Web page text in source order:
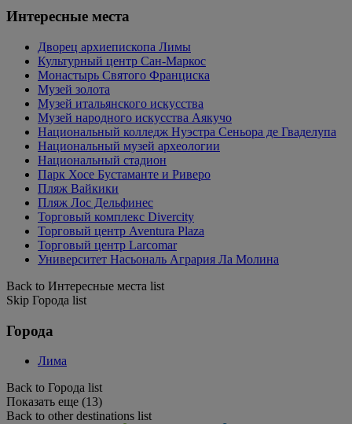
Интересные места
Дворец архиепископа Лимы
Культурный центр Сан-Маркос
Монастырь Святого Франциска
Музей золота
Музей итальянского искусства
Музей народного искусства Аякучо
Национальный колледж Нуэстра Сеньора де Гваделупа
Национальный музей археологии
Национальный стадион
Парк Хосе Бустаманте и Риверо
Пляж Вайкики
Пляж Лос Дельфинес
Торговый комплекс Divercity
Торговый центр Aventura Plaza
Торговый центр Larcomar
Университет Насьональ Агрария Ла Молина
Back to Интересные места list
Skip Города list
Города
Лима
Back to Города list
Показать еще (13)
Back to other destinations list